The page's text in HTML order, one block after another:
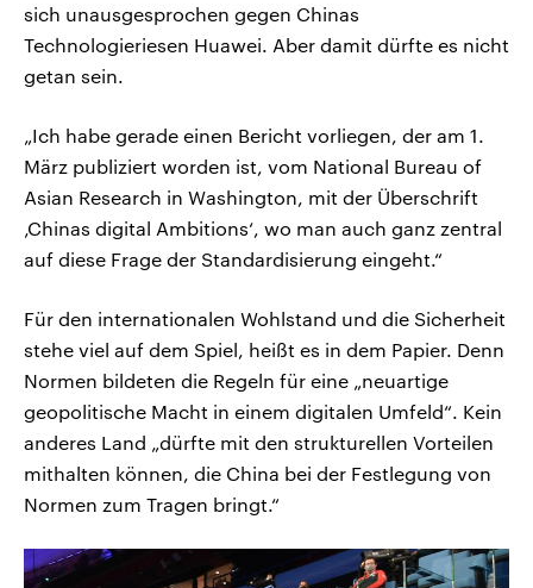
sich unausgesprochen gegen Chinas
Technologieriesen Huawei. Aber damit dürfte es nicht
getan sein.
„Ich habe gerade einen Bericht vorliegen, der am 1.
März publiziert worden ist, vom National Bureau of
Asian Research in Washington, mit der Überschrift
‚Chinas digital Ambitions‘, wo man auch ganz zentral
auf diese Frage der Standardisierung eingeht.“
Für den internationalen Wohlstand und die Sicherheit
stehe viel auf dem Spiel, heißt es in dem Papier. Denn
Normen bildeten die Regeln für eine „neuartige
geopolitische Macht in einem digitalen Umfeld“. Kein
anderes Land „dürfte mit den strukturellen Vorteilen
mithalten können, die China bei der Festlegung von
Normen zum Tragen bringt.“